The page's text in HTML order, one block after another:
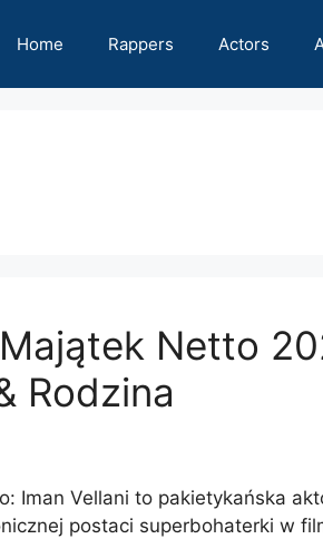
Home Rappers Actors
Netto
Rodzina
Iman Vellani to pakietykańska
postaci superbohaterki w